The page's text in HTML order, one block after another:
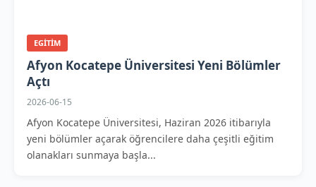
EGITIM
Afyon Kocatepe Üniversitesi Yeni Bölümler
Açtı
2026-06-15
Afyon Kocatepe Üniversitesi, Haziran 2026 itibarıyla
yeni bölümler açarak öğrencilere daha çeşitli eğitim
olanakları sunmaya başla...